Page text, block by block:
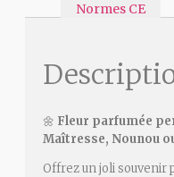
Normes CE
🌼 Fleur parfumée
Maîtresse, Nounou
Offrez un joli souvenir